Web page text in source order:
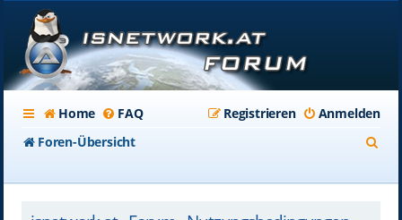
Home FAQ Anmelden
Registrieren
Foren-Übersicht